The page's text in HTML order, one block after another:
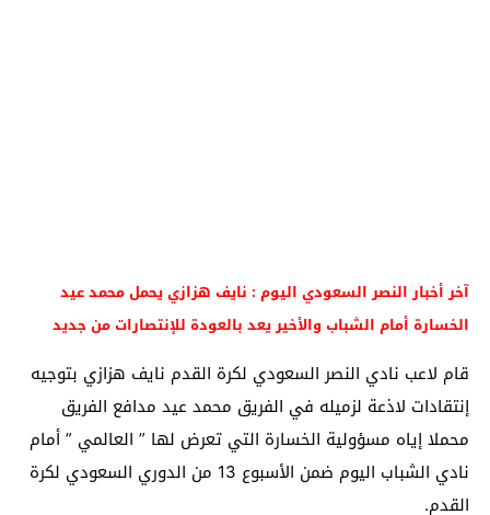
آخر أخبار النصر السعودي اليوم : نايف هزازي يحمل محمد عيد
الخسارة أمام الشباب والأخير يعد بالعودة للإنتصارات من جديد
قام لاعب نادي النصر السعودي لكرة القدم نايف هزازي بتوجيه
إنتقادات لاذعة لزميله في الفريق محمد عيد مدافع الفريق
محملا إياه مسؤولية الخسارة التي تعرض لها ” العالمي ” أمام
نادي الشباب اليوم ضمن الأسبوع 13 من الدوري السعودي لكرة
القدم.